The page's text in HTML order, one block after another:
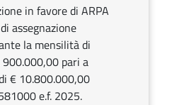
in favore di ARPA
assegnazione
la mensilità di
900.000,00 pari a
€ 10.800.000,00
e.f. 2025.